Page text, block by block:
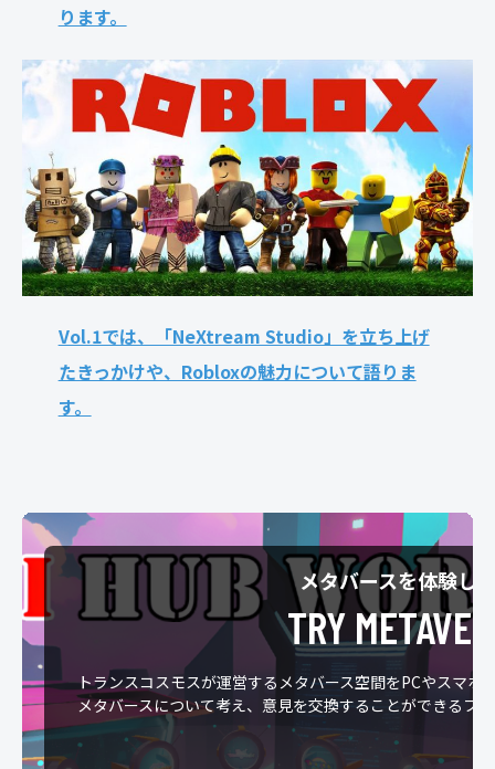
ります。
Vol.1では、「NeXtream Studio」を立ち上げ
たきっかけや、Robloxの魅力について語りま
す。
メタバースを体験し
TRY
トランスコスモスが運営するメタバース空間をPCやスマホ
メタバースについて考え、意見を交換することができるフ